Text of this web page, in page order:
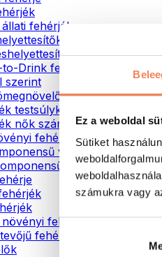
Ez a weboldal
Sütiket
számukra vagy
fehérjék
porok
to-Drink fehérjeitalok
szerint
testsúlykontroll
nők számára
fehérjék
vegán fehérjék
vegán fehérjék
fehérjék
fehérje